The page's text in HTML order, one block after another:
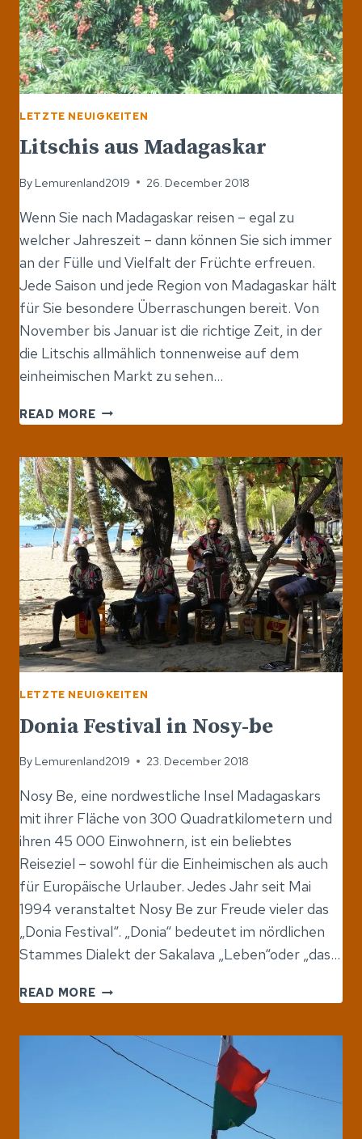
LETZTE NEUIGKEITEN
Litschis aus Madagaskar
By Lemurenland2019 26. December 2018
Wenn Sie nach Madagaskar reisen – egal zu
welcher Jahreszeit – dann können Sie sich immer
an der Fülle und Vielfalt der Früchte erfreuen.
Jede Saison und jede Region von Madagaskar hält
für Sie besondere Überraschungen bereit. Von
November bis Januar ist die richtige Zeit, in der
die Litschis allmählich tonnenweise auf dem
einheimischen Markt zu sehen…
READ MORELITSCHIS
AUS
LETZTE NEUIGKEITEN
Donia Festival in Nosy-be
By Lemurenland2019 23. December 2018
Nosy Be, eine nordwestliche Insel Madagaskars
mit ihrer Fläche von 300 Quadratkilometern und
ihren 45 000 Einwohnern, ist ein beliebtes
Reiseziel – sowohl für die Einheimischen als auch
für Europäische Urlauber. Jedes Jahr seit Mai
1994 veranstaltet Nosy Be zur Freude vieler das
„Donia Festival“. „Donia“ bedeutet im nördlichen
Stammes Dialekt der Sakalava „Leben“oder „das…
READ MOREDONIA
FESTIVAL
NOSY-